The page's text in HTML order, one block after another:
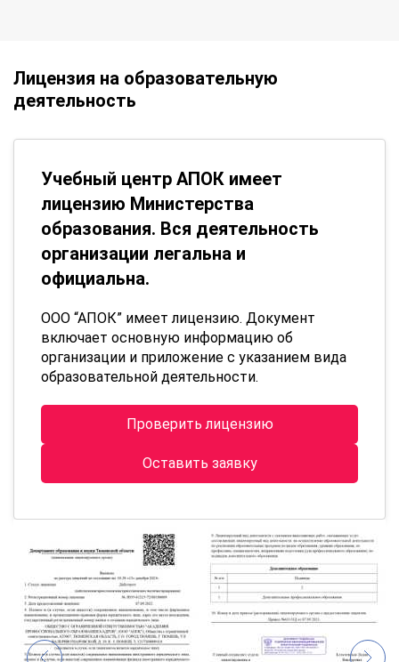
Лицензия на образовательную
деятельность
Учебный центр АПОК имеет
лицензию Министерства
образования. Вся деятельность
организации легальна и
официальна.
ООО “АПОК” имеет лицензию. Документ
включает основную информацию об
организации и приложение с указанием вида
образовательной деятельности.
Проверить лицензию
Оставить заявку